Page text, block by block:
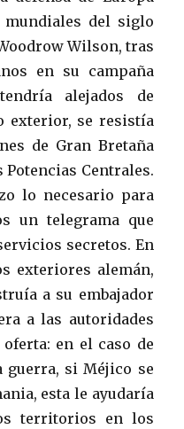
del siglo
Wilson, tras
en su campaña
alejados de
exterior, se resistía
de Gran Bretaña
Centrales.
lo necesario para
un telegrama que
secretos. En
exteriores alemán,
a su embajador
a las autoridades
en el caso de
guerra, si Méjico se
esta le ayudaría
territorios en los